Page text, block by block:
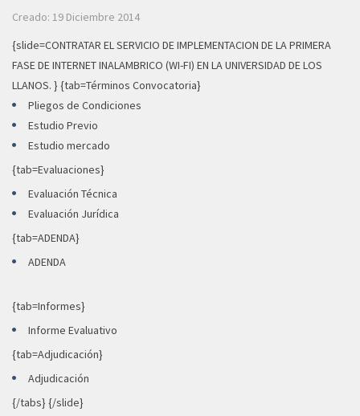
Creado: 19 Diciembre 2014
{slide=CONTRATAR EL SERVICIO DE IMPLEMENTACION DE LA PRIMERA
FASE DE INTERNET INALAMBRICO (WI-FI) EN LA UNIVERSIDAD DE LOS
LLANOS. } {tab=Términos Convocatoria}
Pliegos de Condiciones
Estudio Previo
Estudio mercado
{tab=Evaluaciones}
Evaluación Técnica
Evaluación Jurídica
{tab=ADENDA}
ADENDA
{tab=Informes}
Informe Evaluativo
{tab=Adjudicación}
Adjudicación
{/tabs} {/slide}